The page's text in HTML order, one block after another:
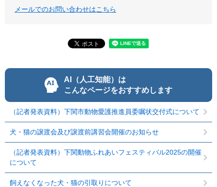
メールでのお問い合わせはこちら
AI（人工知能）は
こんなページをおすすめします
（記者発表資料）下関市動物愛護推進員委嘱状交付式について
犬・猫の譲渡会及び譲渡前講習会開催のお知らせ
（記者発表資料）下関動物ふれあいフェスティバル2025の開催
について
飼えなくなった犬・猫の引取りについて